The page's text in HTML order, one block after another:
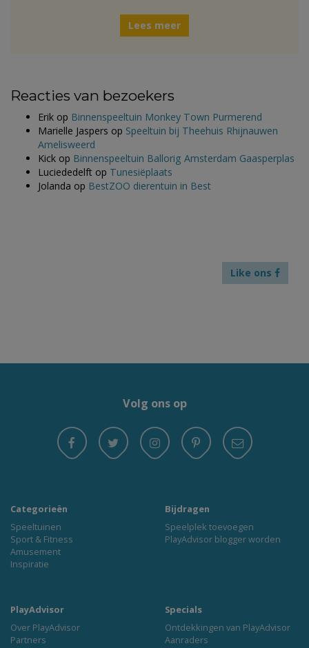
Lees meer
Reacties van bezoekers
Erik op Binnenspeeltuin Monkey Town Purmerend
Marielle Jaspers op Speeltuin bij Theehuis Rhijnauwen
Amelisweerd
Kick op Binnenspeeltuin Ballorig Amsterdam Gaasperplas
Luciededelft op Tunesiëplaats
Jolanda op BestZOO dierentuin in Best
Like ons
Volg ons op
Categorieën
Speeltuinen
Sport & Fitness
Amusement
Inspiratie
Bijdragen
Speelplek toevoegen
PlayAdvisor blogger worden
PlayAdvisor
Over PlayAdvisor
Partners
Specials
Ontdekkingen van PlayAdvisor
Aanraders